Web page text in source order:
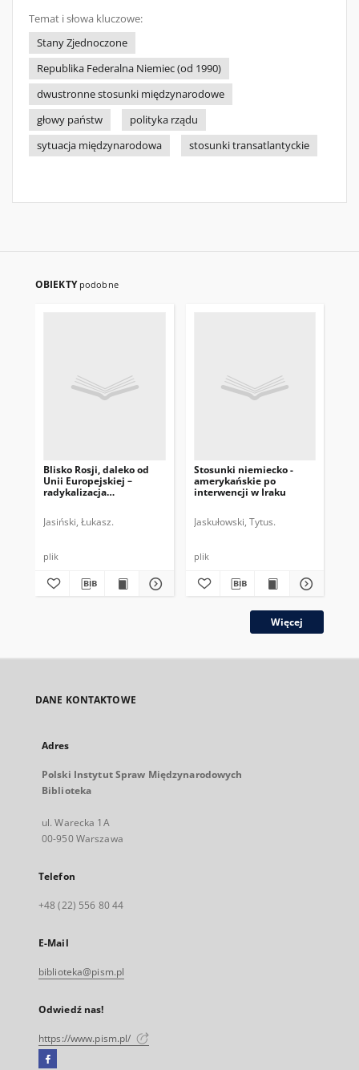
Temat i słowa kluczowe:
Stany Zjednoczone
Republika Federalna Niemiec (od 1990)
dwustronne stosunki międzynarodowe
głowy państw
polityka rządu
sytuacja międzynarodowa
stosunki transatlantyckie
OBIEKTY podobne
Blisko Rosji, daleko od
Unii Europejskiej –
radykalizacja
Jasiński, Łukasz.
plik
Stosunki niemiecko -
amerykańskie po
interwencji w Iraku
Jaskułowski, Tytus.
plik
Więcej
DANE KONTAKTOWE
Adres
Polski Instytut Spraw Międzynarodowych
Biblioteka
ul. Warecka 1A
00-950 Warszawa
Telefon
+48 (22) 556 80 44
E-Mail
biblioteka@pism.pl
Odwiedź nas!
https://www.pism.pl/
Facebook